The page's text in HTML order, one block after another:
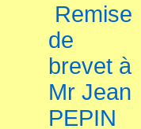
Remise
de
brevet à
Mr Jean
PEPIN